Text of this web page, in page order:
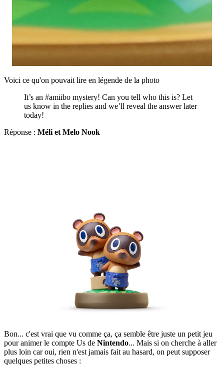
Voici ce qu'on pouvait lire en légende de la photo
It’s an #amiibo mystery! Can you tell who this is? Let
us know in the replies and we’ll reveal the answer later
today!
Réponse : Méli et Melo Nook
Bon... c'est vrai que vu comme ça, ça semble être juste un petit jeu
pour animer le compte Us de Nintendo... Mais si on cherche à aller
plus loin car oui, rien n'est jamais fait au hasard, on peut supposer
quelques petites choses :